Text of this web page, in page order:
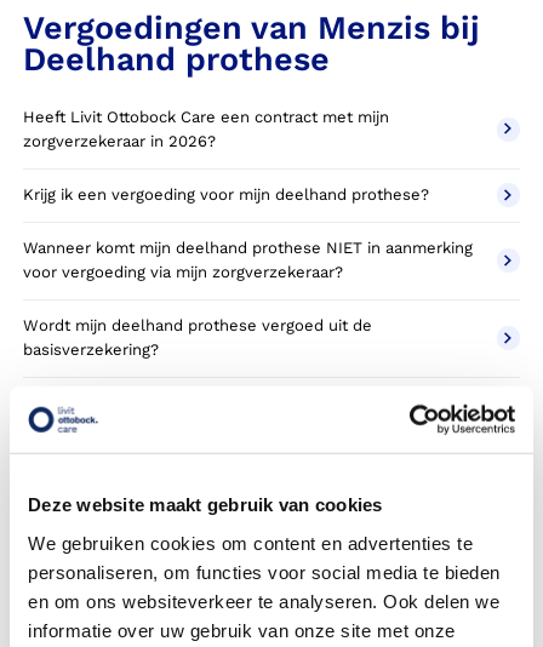
Deze website maakt gebruik van cookies
We gebruiken cookies om content en advertenties te
personaliseren, om functies voor social media te bieden
en om ons websiteverkeer te analyseren. Ook delen we
informatie over uw gebruik van onze site met onze
Vergoedingen van Menzis bij
Deelhand prothese
Heeft Livit Ottobock Care een contract met mijn
zorgverzekeraar in 2026?
Krijg ik een vergoeding voor mijn deelhand prothese?
Wanneer komt mijn deelhand prothese NIET in aanmerking
voor vergoeding via mijn zorgverzekeraar?
Wordt mijn deelhand prothese vergoed uit de
basisverzekering?
Wordt mijn deelhand prothese vergoed vanuit een
aanvullende verzekering?
Zijn er ook deelhand prothesen in confectie- of standaard
uitvoeringen?
Is de deelhand prothese mijn eigendom?